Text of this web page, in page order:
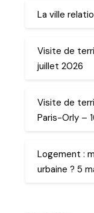
La ville
Visite de
juillet 2026
Visite de
Paris-Orly –
Logement :
urbaine ? 5